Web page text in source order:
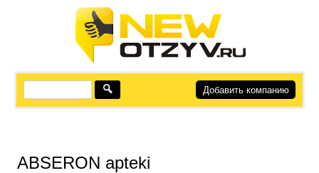
Добавить компанию
ABSERON apteki